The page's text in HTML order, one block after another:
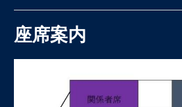
座席案内